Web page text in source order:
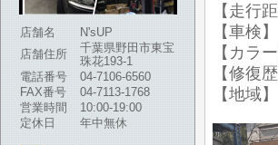
店舗名
N'sUP
店舗住所
千葉県野田市東宝
珠花193-1
電話番号
04-7106-6560
FAX番号
04-7113-1768
営業時間
10:00-19:00
定休日
年中無休
【走行
【車検
【カラ
【修復
【地域